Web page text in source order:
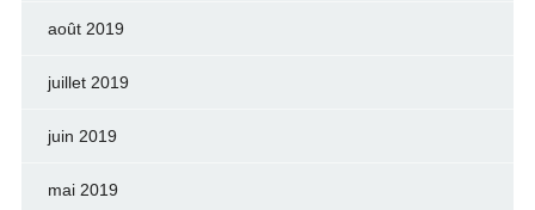
août 2019
juillet 2019
juin 2019
mai 2019